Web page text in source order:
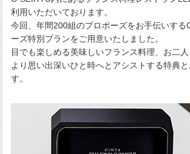
利用いただいております。
今回、年間200組のプロポーズをお手伝いす
ーズ特別プランをご用意いたしました。
目でも楽しめる美味しいフランス料理、お二
より思い出深いひと時へとアシストする特典
す。